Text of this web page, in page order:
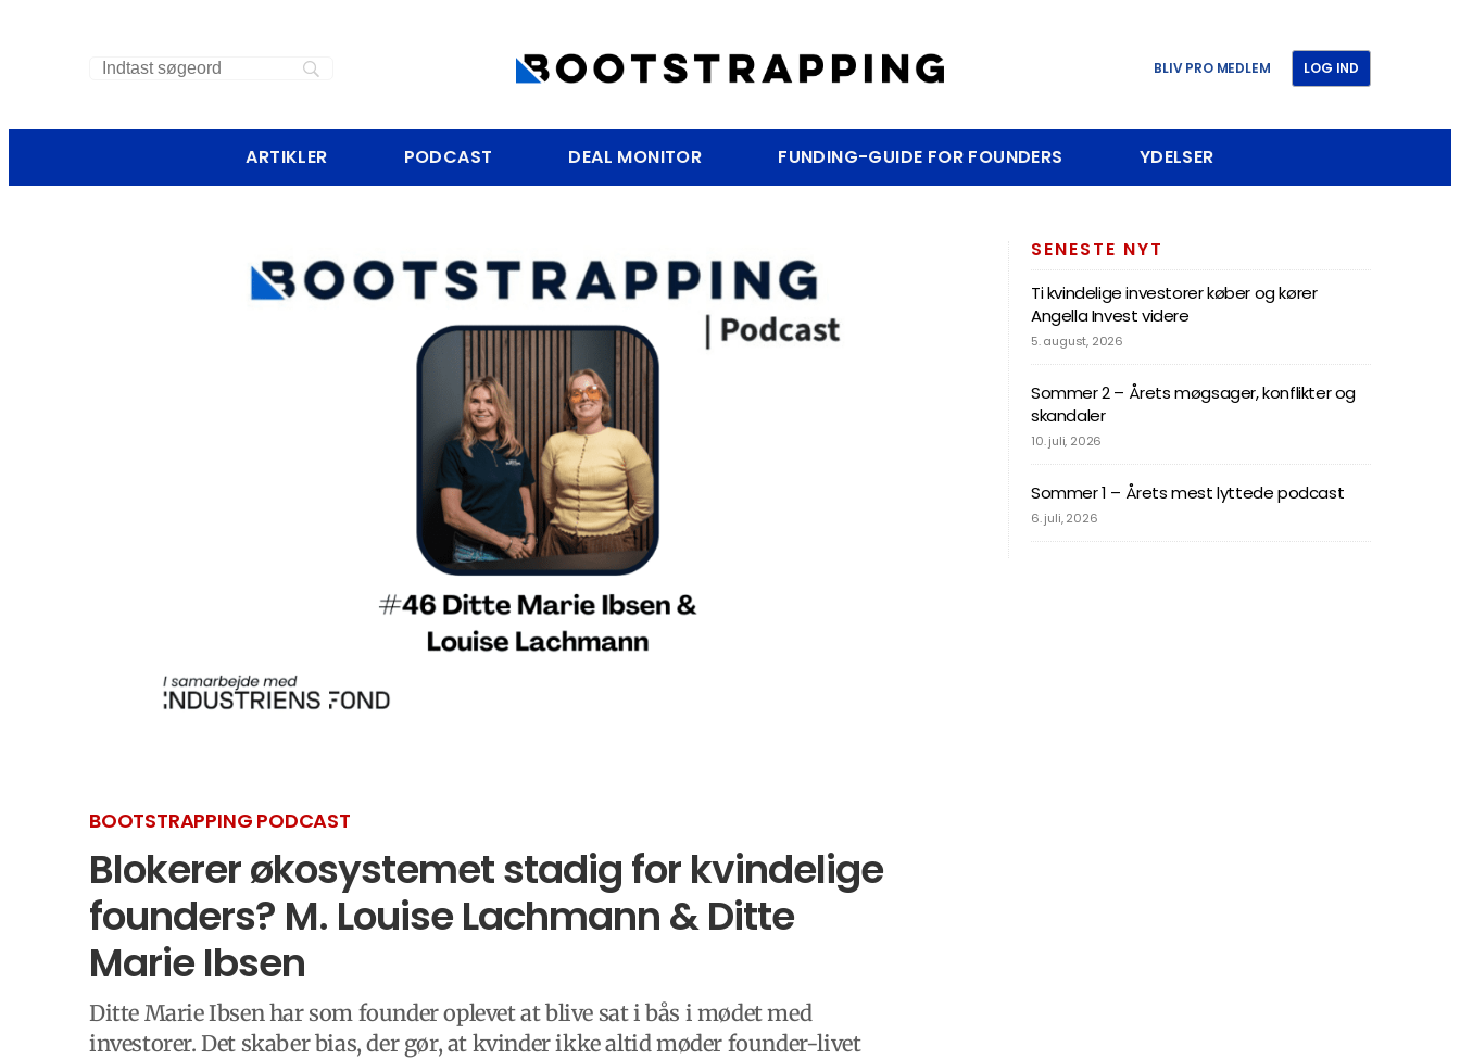
BLIV PRO MEDLEM LOG IND
ARTIKLER PODCAST DEAL MONITOR FUNDING-GUIDE FOR FOUNDERS YDELSER
BOOTSTRAPPING PODCAST
Blokerer økosystemet stadig for kvindelige
founders? M. Louise Lachmann & Ditte
Marie Ibsen
Ditte Marie Ibsen har som founder oplevet at blive sat i bås i mødet med
investorer. Det skaber bias, der gør, at kvinder ikke altid møder founder-livet
SENESTE NYT
Ti kvindelige investorer køber og kører
Angella Invest videre
5. august, 2026
Sommer 2 – Årets møgsager, konflikter og
skandaler
10. juli, 2026
Sommer 1 – Årets mest lyttede podcast
6. juli, 2026